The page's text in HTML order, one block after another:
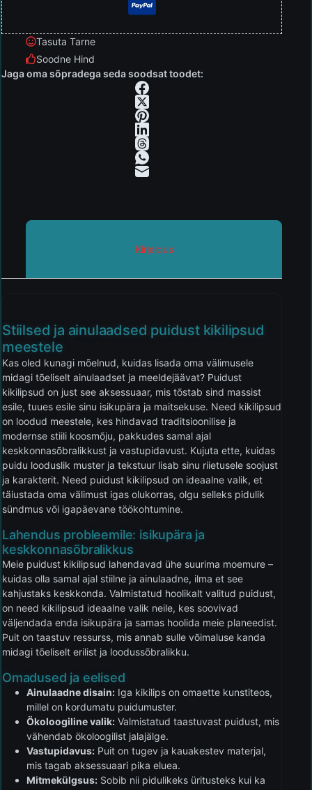
Tasuta Tarne
Soodne Hind
Jaga oma sõpradega seda soodsat toodet:
Kirjeldus
Stiilsed ja ainulaadsed puidust kikilipsud
meestele
Kas oled kunagi mõelnud, kuidas lisada oma välimusele
midagi tõeliselt ainulaadset ja meeldejäävat? Puidust
kikilipsud on just see aksessuaar, mis tõstab sind massist
esile, tuues esile sinu isikupära ja maitsekuse. Need kikilipsud
on loodud meestele, kes hindavad traditsioonilise ja
modernse stiili koosmõju, pakkudes samal ajal
keskkonnasõbralikkust ja vastupidavust. Kujuta ette, kuidas
puidu looduslik muster ja tekstuur lisab sinu riietusele soojust
ja karakterit. Need puidust kikilipsud on ideaalne valik, et
täiustada oma välimust igas olukorras, olgu selleks pidulik
sündmus või igapäevane töökohtumine.
Lahendus probleemile: isikupära ja
keskkonnasõbralikkus
Meie puidust kikilipsud lahendavad ühe suurima moemure –
kuidas olla samal ajal stiilne ja ainulaadne, ilma et see
kahjustaks keskkonda. Valmistatud hoolikalt valitud puidust,
on need kikilipsud ideaalne valik neile, kes soovivad
väljendada enda isikupära ja samas hoolida meie planeedist.
Puit on taastuv ressurss, mis annab sulle võimaluse kanda
midagi tõeliselt erilist ja loodussõbralikku.
Omadused ja eelised
Ainulaadne disain: Iga kikilips on omaette kunstiteos,
millel on kordumatu puidumuster.
Ökoloogiline valik: Valmistatud taastuvast puidust, mis
vähendab ökoloogilist jalajälge.
Vastupidavus: Puit on tugev ja kauakestev materjal,
mis tagab aksessuaari pika eluea.
Mitmekülgsus: Sobib nii pidulikeks üritusteks kui ka